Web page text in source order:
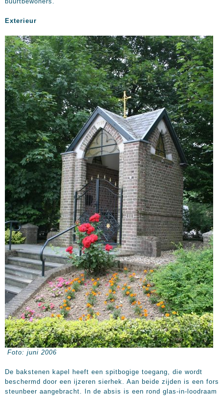
Exterieur
Foto: juni 2006
De bakstenen kapel heeft een spitbogige toegang, die wordt
beschermd door een ijzeren sierhek. Aan beide zijden is een
steunbeer aangebracht. In de absis is een rond glas-in-loodraam